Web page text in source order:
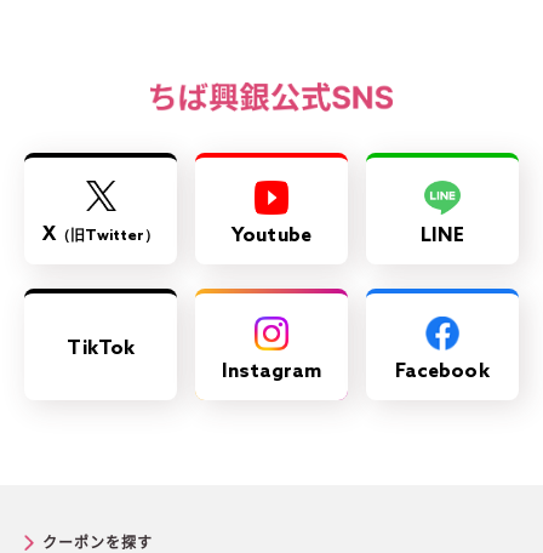
X（旧Twitter） Youtube LINE
TikTok
Instagram
Facebook
クーポンを探す